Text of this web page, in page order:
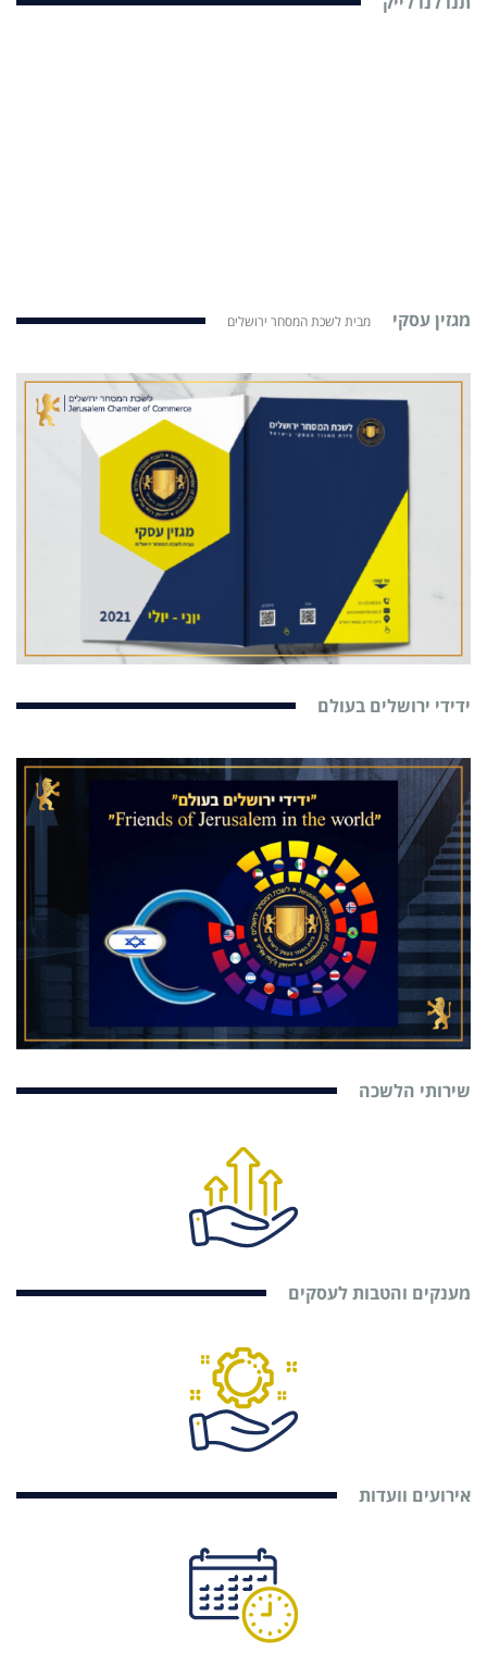
מגזין עסקי מבית לשכת המסחר ירושלים
ידידי ירושלים בעולם
שירותי הלשכה
מענקים והטבות לעסקים
אירועים וועדות